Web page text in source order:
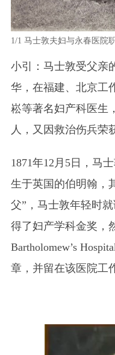
1/1 马士敦夫妇与永春医院
小引：马士敦受父亲
华，在福建、北京工
崧等著名妇产科医生
人，又因救治伤兵荣
1871年12月5日，马
生于英国的伯明翰，
父”，马士敦年轻时
得了妇产学科金奖，
Bartholomew’s
章，并留在该医院工